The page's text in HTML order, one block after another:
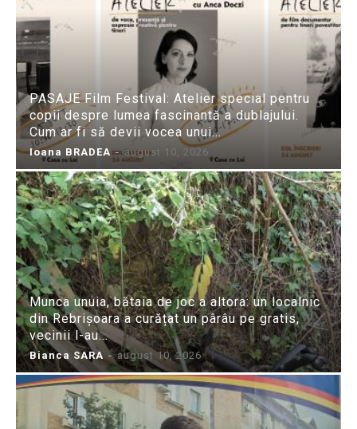
PASAJE Film Festival: Atelier special pentru
copii despre lumea fascinantă a dublajului.
Cum ar fi să devii vocea unui...
Ioana BRADEA - august 10, 2026
Munca unuia, bătaia de joc a altora: un localnic
din Rebrișoara a curățat un pârâu pe gratis,
vecinii l-au...
Bianca SARA - august 10, 2026